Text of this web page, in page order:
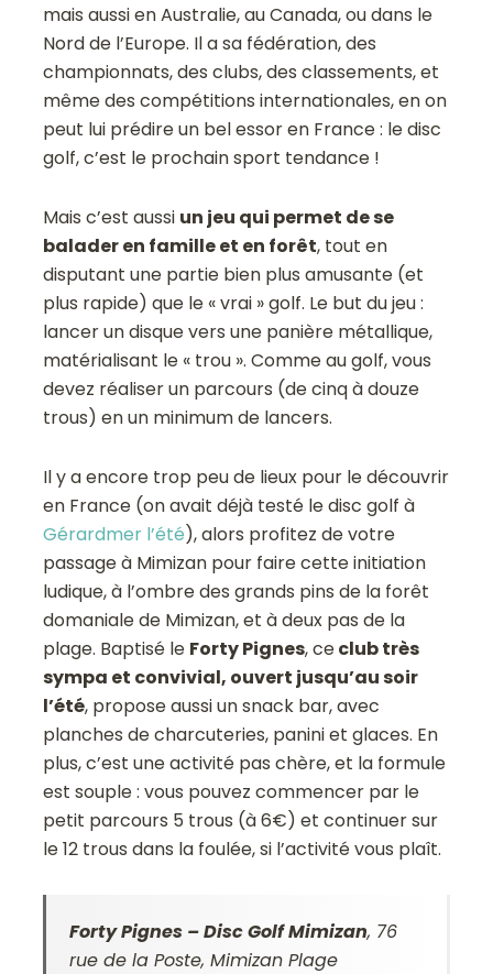
mais aussi en Australie, au Canada, ou dans le
Nord de l’Europe. Il a sa fédération, des
championnats, des clubs, des classements, et
même des compétitions internationales, en on
peut lui prédire un bel essor en France : le disc
golf, c’est le prochain sport tendance !
Mais c’est aussi un jeu qui permet de se
balader en famille et en forêt, tout en
disputant une partie bien plus amusante (et
plus rapide) que le « vrai » golf. Le but du jeu :
lancer un disque vers une panière métallique,
matérialisant le « trou ». Comme au golf, vous
devez réaliser un parcours (de cinq à douze
trous) en un minimum de lancers.
Il y a encore trop peu de lieux pour le découvrir
en France (on avait déjà testé le disc golf à
Gérardmer l’été), alors profitez de votre
passage à Mimizan pour faire cette initiation
ludique, à l’ombre des grands pins de la forêt
domaniale de Mimizan, et à deux pas de la
plage. Baptisé le Forty Pignes, ceclub très
sympa et convivial, ouvert jusqu’au soir
l’été, propose aussi un snack bar, avec
planches de charcuteries, panini et glaces. En
plus, c’est une activité pas chère, et la formule
est souple : vous pouvez commencer par le
petit parcours 5 trous (à 6€) et continuer sur
le 12 trous dans la foulée, si l’activité vous plaît.
Forty Pignes – Disc Golf Mimizan, 76
rue de la Poste, Mimizan Plage